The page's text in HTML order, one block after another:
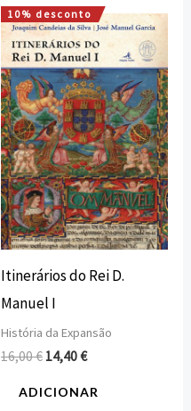
10% desconto
Itinerários do Rei D.
Manuel I
História da Expansão
16,00€
O
preço
original
era:
16,00 €.
14,40€
O
preço
atual
é:
14,40 €.
ADICIONAR